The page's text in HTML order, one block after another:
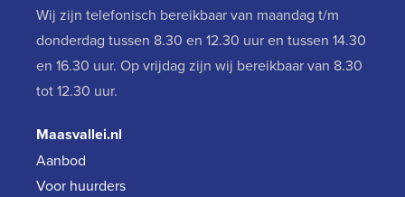
Wij zijn telefonisch bereikbaar van maandag t/m
donderdag tussen 8.30 en 12.30 uur en tussen 14.30
en 16.30 uur. Op vrijdag zijn wij bereikbaar van 8.30
tot 12.30 uur.
Maasvallei.nl
Aanbod
Voor huurders